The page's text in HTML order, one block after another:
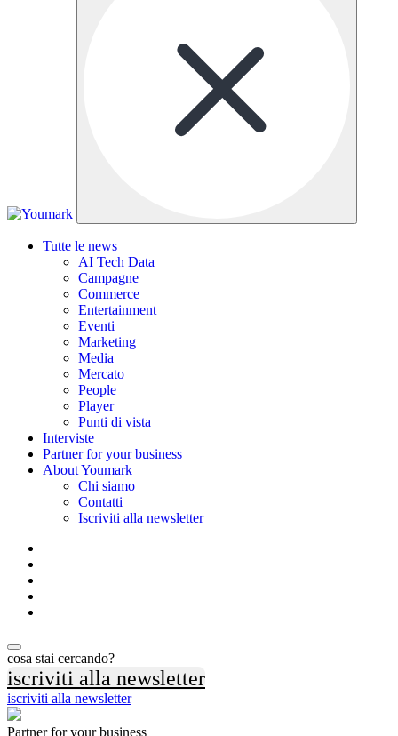
Tutte le news
AI Tech Data
Campagne
Commerce
Entertainment
Eventi
Marketing
Media
Mercato
People
Player
Punti di vista
Interviste
Partner for your business
About Youmark
Chi siamo
Contatti
Iscriviti alla newsletter
cosa stai cercando?
iscriviti alla newsletter
iscriviti alla newsletter
Partner for your business